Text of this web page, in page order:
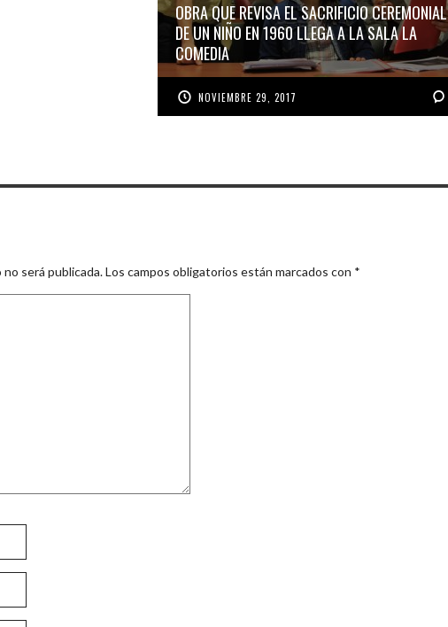
OBRA QUE REVISA EL SACRIFICIO CEREMONIAL
DE UN NIÑO EN 1960 LLEGA A LA SALA LA
COMEDIA
NOVIEMBRE 29, 2017
será publicada.Los campos obligatorios están marcados con *